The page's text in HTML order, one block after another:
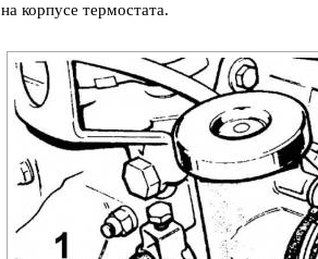
на корпусе термостата.